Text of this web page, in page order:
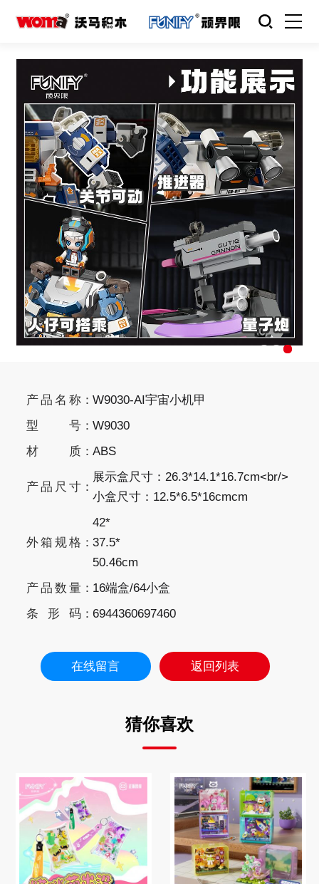
产品名称
W9030-AI宇宙小机甲
型号
W9030
材质
ABS
产品尺寸
展示盒尺寸：26.3*14.1*16.7cm<br/>
小盒尺寸：12.5*6.5*16cmcm
外箱规格
42*
37.5*
50.46cm
产品数量
16端盒/64小盒
条形码
6944360697460
在线留言 返回列表
猜你喜欢